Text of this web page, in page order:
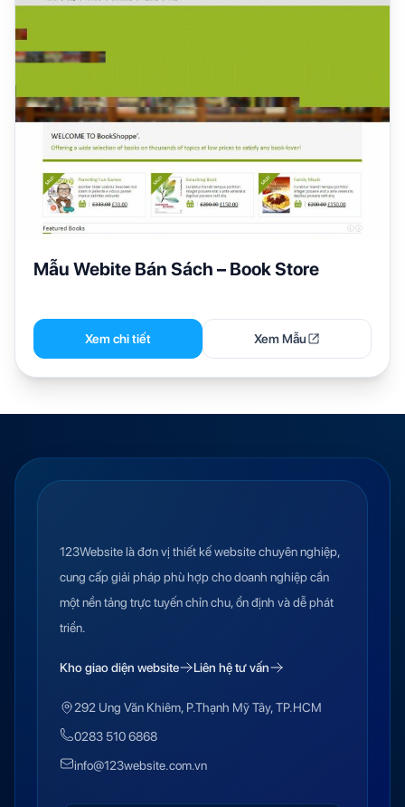
Mẫu Webite Bán Sách – Book Store
Xem chi tiết Xem Mẫu
123Website là đơn vị thiết kế website chuyên nghiệp,
cung cấp giải pháp phù hợp cho doanh nghiệp cần
một nền tảng trực tuyến chỉn chu, ổn định và dễ phát
triển.
Kho giao diện website Liên hệ tư vấn
292 Ung Văn Khiêm, P.Thạnh Mỹ Tây, TP.HCM
0283 510 6868
info@123website.com.vn